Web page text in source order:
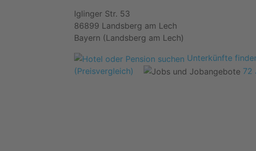
Iglinger Str. 53
86899 Landsberg am Lech
Bayern (Landsberg am Lech)
Unterkünfte
(Preisvergleich)
72